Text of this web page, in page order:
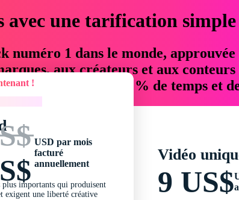
avec une tarification simple
numéro 1 dans le monde,
aux créateurs et aux
jusqu'à 76 % de temps et
!
USD par mois
facturé
annuellement
plus importants qui produisent
exigent une liberté créative
Vidéo
9 US$